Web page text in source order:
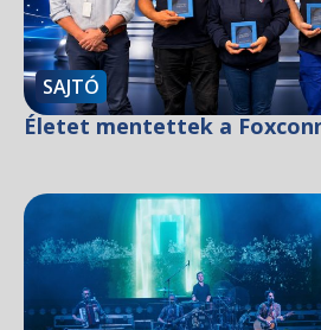
SAJTÓ
Életet mentettek a